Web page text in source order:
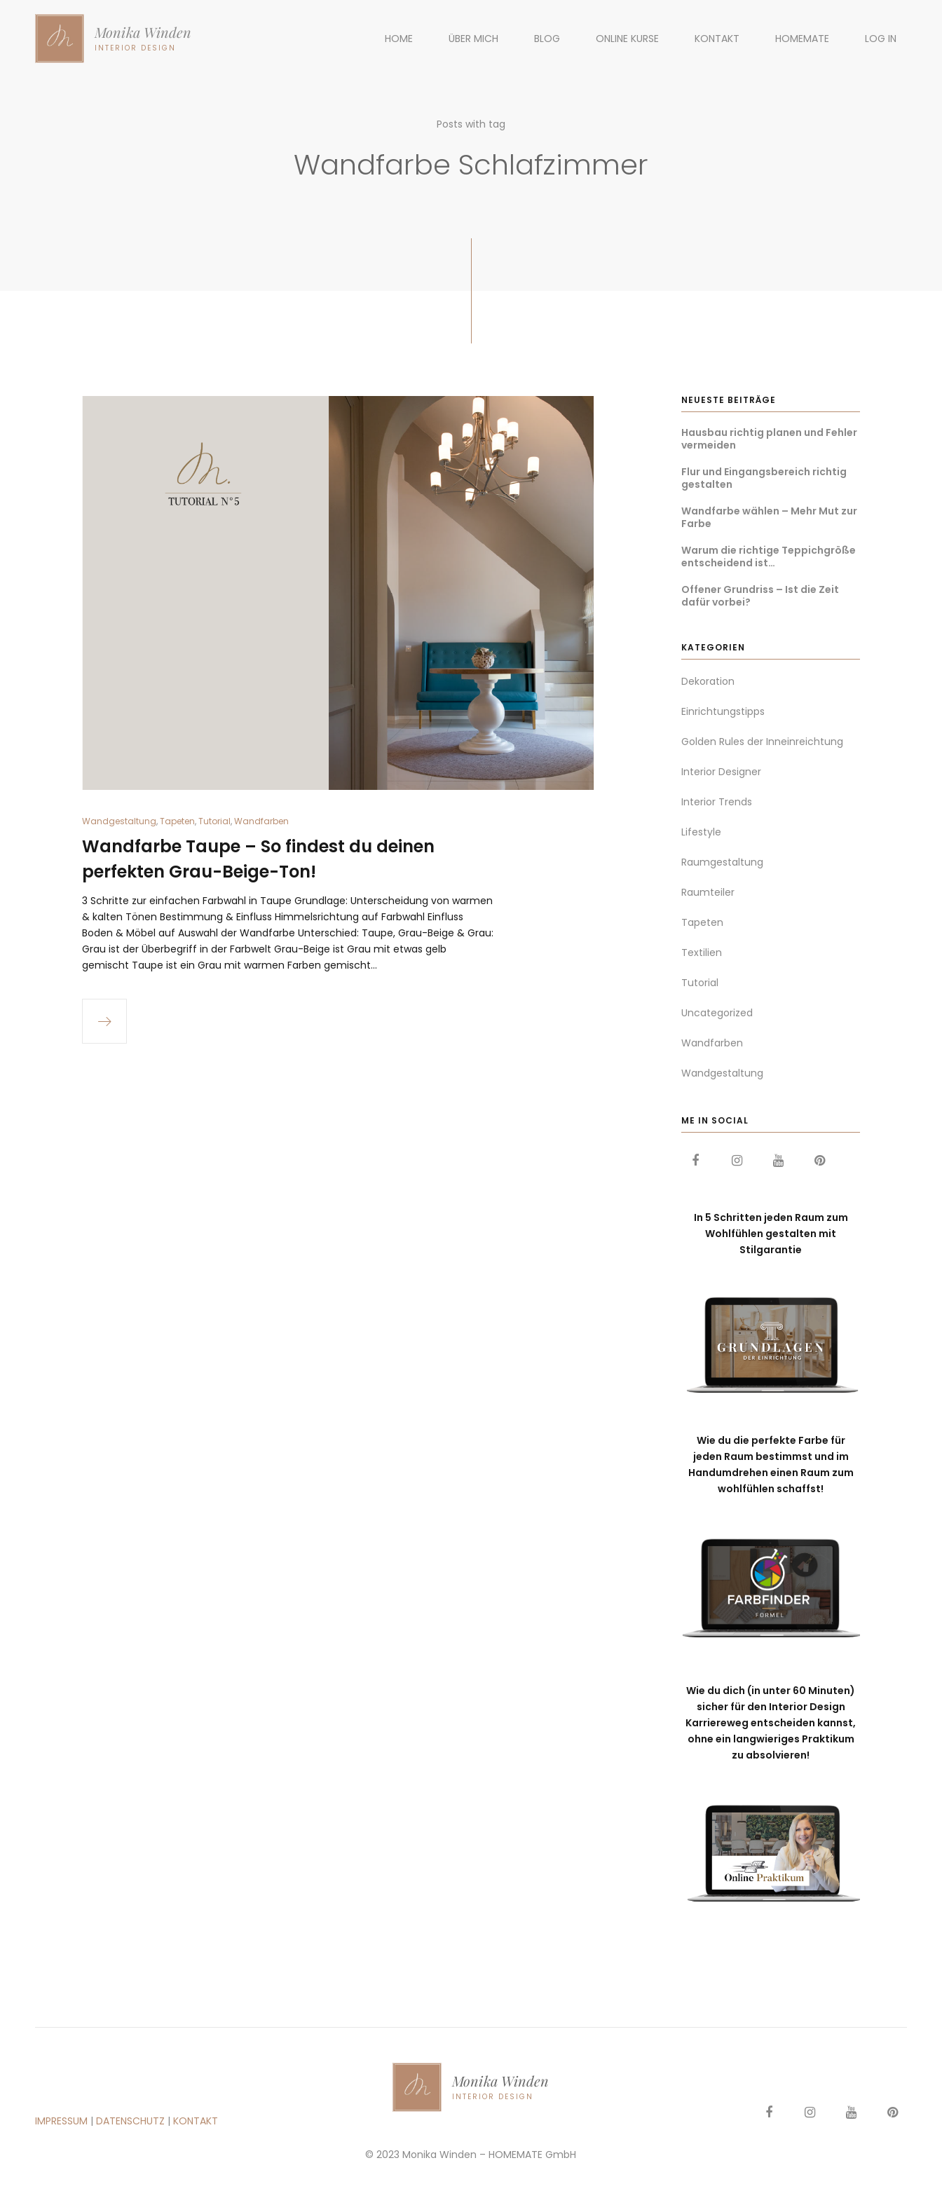
Monika Winden
INTERIOR DESIGN
HOME ÜBER MICH BLOG ONLINE KURSE KONTAKT HOMEMATE LOG IN
Posts with tag
Wandfarbe Schlafzimmer
Wandgestaltung,Tapeten,Tutorial,Wandfarben
Wandfarbe Taupe – So findest du deinen
perfekten Grau-Beige-Ton!
3 Schritte zur einfachen Farbwahl in Taupe Grundlage: Unterscheidung von warmen
& kalten Tönen Bestimmung & Einfluss Himmelsrichtung auf Farbwahl Einfluss
Boden & Möbel auf Auswahl der Wandfarbe Unterschied: Taupe, Grau-Beige & Grau:
Grau ist der Überbegriff in der Farbwelt Grau-Beige ist Grau mit etwas gelb
gemischt Taupe ist ein Grau mit warmen Farben gemischt…
NEUESTE BEITRÄGE
Hausbau richtig planen und Fehler
vermeiden
Flur und Eingangsbereich richtig
gestalten
Wandfarbe wählen – Mehr Mut zur
Farbe
Warum die richtige Teppichgröße
entscheidend ist…
Offener Grundriss – Ist die Zeit
dafür vorbei?
KATEGORIEN
Dekoration
Einrichtungstipps
Golden Rules der Inneinreichtung
Interior Designer
Interior Trends
Lifestyle
Raumgestaltung
Raumteiler
Tapeten
Textilien
Tutorial
Uncategorized
Wandfarben
Wandgestaltung
ME IN SOCIAL
In 5 Schritten jeden Raum zum
Wohlfühlen gestalten mit
Stilgarantie
Wie du die perfekte Farbe für
jeden Raum bestimmst und im
Handumdrehen einen Raum zum
wohlfühlen schaffst!
Wie du dich (in unter 60 Minuten)
sicher für den Interior Design
Karriereweg entscheiden kannst,
ohne ein langwieriges Praktikum
zu absolvieren!
IMPRESSUM | DATENSCHUTZ | KONTAKT
Monika Winden
INTERIOR DESIGN
© 2023 Monika Winden – HOMEMATE GmbH